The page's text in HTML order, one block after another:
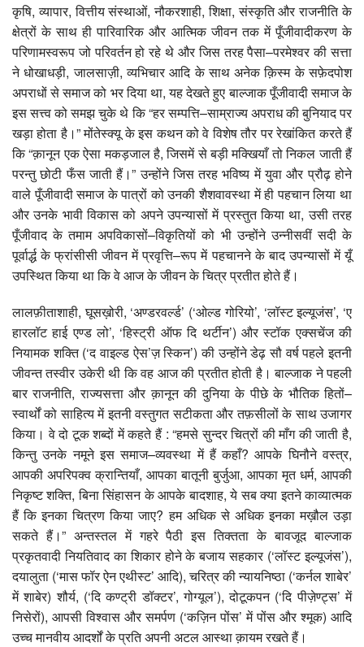
कृषि, व्यापार, वित्तीय संस्थाओं, नौकरशाही, शिक्षा, संस्कृति और राजनीति के
क्षेत्रों के साथ ही पारिवारिक और आत्मिक जीवन तक में पूँजीवादीकरण के
परिणामस्वरूप जो परिवर्तन हो रहे थे और जिस तरह पैसा–परमेश्वर की सत्ता
ने धोखाधड़ी, जालसाज़ी, व्यभिचार आदि के साथ अनेक क़िस्म के सफ़ेदपोश
अपराधों से समाज को भर दिया था, यह देखते हुए बाल्जाक पूँजीवादी समाज के
इस सत्त्व को समझ चुके थे कि “हर सम्पत्ति–साम्राज्य अपराध की बुनियाद पर
खड़ा होता है।” मोंतेस्क्यू के इस कथन को वे विशेष तौर पर रेखांकित करते हैं
कि “क़ानून एक ऐसा मकड़जाल है, जिसमें से बड़ी मक्खियाँ तो निकल जाती हैं
परन्तु छोटी फँस जाती हैं।” उन्होंने जिस तरह भविष्य में युवा और प्रौढ़ होने
वाले पूँजीवादी समाज के पात्रों को उनकी शैशवावस्था में ही पहचान लिया था
और उनके भावी विकास को अपने उपन्यासों में प्रस्तुत किया था, उसी तरह
पूँजीवाद के तमाम अपविकासों–विकृतियों को भी उन्होंने उन्नीसवीं सदी के
पूर्वार्द्ध के फ्रांसीसी जीवन में प्रवृत्ति–रूप में पहचानने के बाद उपन्यासों में यूँ
उपस्थित किया था कि वे आज के जीवन के चित्र प्रतीत होते हैं।
लालफ़ीताशाही, घूसख़ोरी, ‘अण्डरवर्ल्ड’ (‘ओल्ड गोरियो’, ‘लॉस्ट इल्यूजंस’, ‘ए
हारलॉट हाई एण्ड लो’, ‘हिस्ट्री ऑफ दि थर्टीन’) और स्टॉक एक्सचेंज की
नियामक शक्ति (‘द वाइल्ड ऐस’ज़ स्किन’) की उन्होंने डेढ़ सौ वर्ष पहले इतनी
जीवन्त तस्वीर उकेरी थी कि वह आज की प्रतीत होती है। बाल्जाक ने पहली
बार राजनीति, राज्यसत्ता और क़ानून की दुनिया के पीछे के भौतिक हितों–
स्वार्थों को साहित्य में इतनी वस्तुगत सटीकता और तफ़सीलों के साथ उजागर
किया। वे दो टूक शब्दों में कहते हैं : “हमसे सुन्दर चित्रों की माँग की जाती है,
किन्तु उनके नमूने इस समाज–व्यवस्था में हैं कहाँ? आपके घिनौने वस्त्र,
आपकी अपरिपक्व क्रान्तियाँ, आपका बातूनी बुर्जुआ, आपका मृत धर्म, आपकी
निकृष्ट शक्ति, बिना सिंहासन के आपके बादशाह, ये सब क्या इतने काव्यात्मक
हैं कि इनका चित्रण किया जाए? हम अधिक से अधिक इनका मख़ौल उड़ा
सकते हैं।” अन्तस्तल में गहरे पैठी इस तिक्तता के बावजूद बाल्जाक
प्रकृतवादी नियतिवाद का शिकार होने के बजाय सहकार (‘लॉस्ट इल्यूजंस’),
दयालुता (‘मास फॉर ऐन एथीस्ट’ आदि), चरित्र की न्यायनिष्ठा (‘कर्नल शाबेर’
में शाबेर) शौर्य, (‘दि कण्ट्री डॉक्टर’, गोग्यूल’), दोटूकपन (‘दि पीज़ेण्ट्स’ में
निसेरों), आपसी विश्वास और समर्पण (‘कज़िन पोंस’ में पोंस और श्मूक) आदि
उच्च मानवीय आदर्शों के प्रति अपनी अटल आस्था क़ायम रखते हैं।